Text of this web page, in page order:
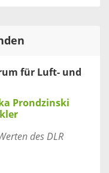
für Luft- und
Prondzinski
des DLR